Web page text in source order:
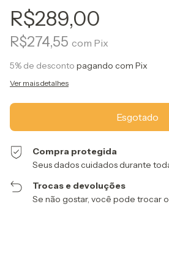
R$289,00
R$274,55 com Pix
5% de desconto pagando com Pix
Ver mais detalhes
Compra protegida
Seus dados cuidados durante
Trocas e devoluções
Se não gostar, você pode trocar